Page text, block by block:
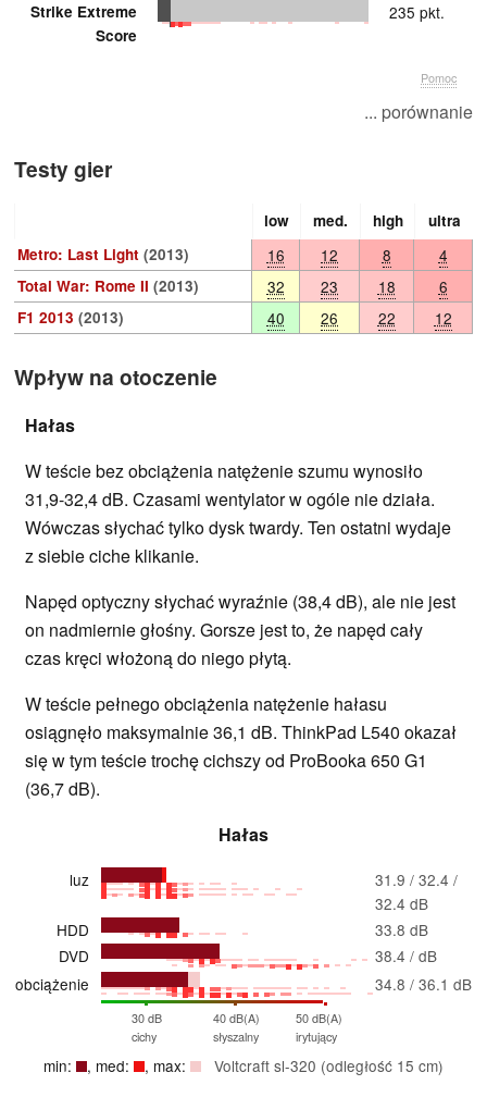
Strike Extreme
Score
235 pkt.
Pomoc
... porównanie
Testy gier
low med. high
ultra
Metro: Last Light (2013) 16 12 8 4
Total War: Rome II (2013) 32 23 18 6
F1 2013 (2013) 40 26 22 12
Wpływ na otoczenie
Hałas
W teście bez obciążenia natężenie szumu wynosiło
31,9-32,4 dB. Czasami wentylator w ogóle nie działa.
Wówczas słychać tylko dysk twardy. Ten ostatni wydaje
z siebie ciche klikanie.
Napęd optyczny słychać wyraźnie (38,4 dB), ale nie jest
on nadmiernie głośny. Gorsze jest to, że napęd cały
czas kręci włożoną do niego płytą.
W teście pełnego obciążenia natężenie hałasu
osiągnęło maksymalnie 36,1 dB. ThinkPad L540 okazał
się w tym teście trochę cichszy od ProBooka 650 G1
(36,7 dB).
Hałas
luz
31.9 / 32.4 /
32.4 dB
HDD
33.8 dB
DVD
38.4 / dB
obciążenie
34.8 / 36.1 dB
30 dB
cichy
40 dB(A)
słyszalny
50 dB(A)
irytujący
min: , med: , max: Voltcraft sl-320 (odległość 15 cm)